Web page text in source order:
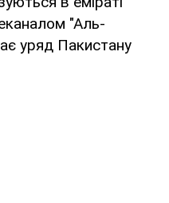
"Аль-
уряд Пакистану